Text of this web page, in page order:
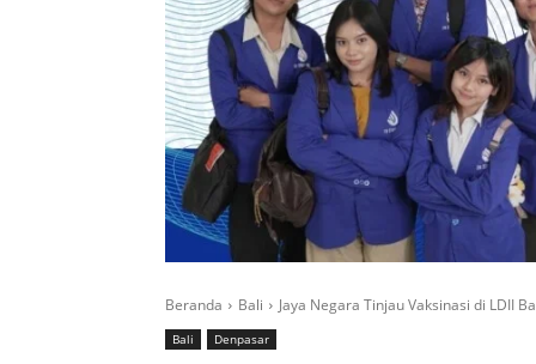
Beranda Bali Jaya Negara Tinjau Vaksinasi di LDII
Bali Denpasar